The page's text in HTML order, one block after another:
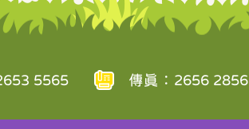
5565 傳真：2656 2856